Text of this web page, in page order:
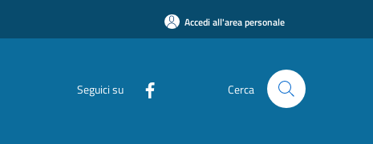
Accedi all'area personale
Seguici su Cerca